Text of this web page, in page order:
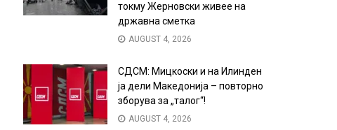
токму Жерновски живее на
државна сметка
AUGUST 4, 2026
СДСМ: Мицкоски и на Илинден
ја дели Македонија – повторно
зборува за „талог“!
AUGUST 4, 2026